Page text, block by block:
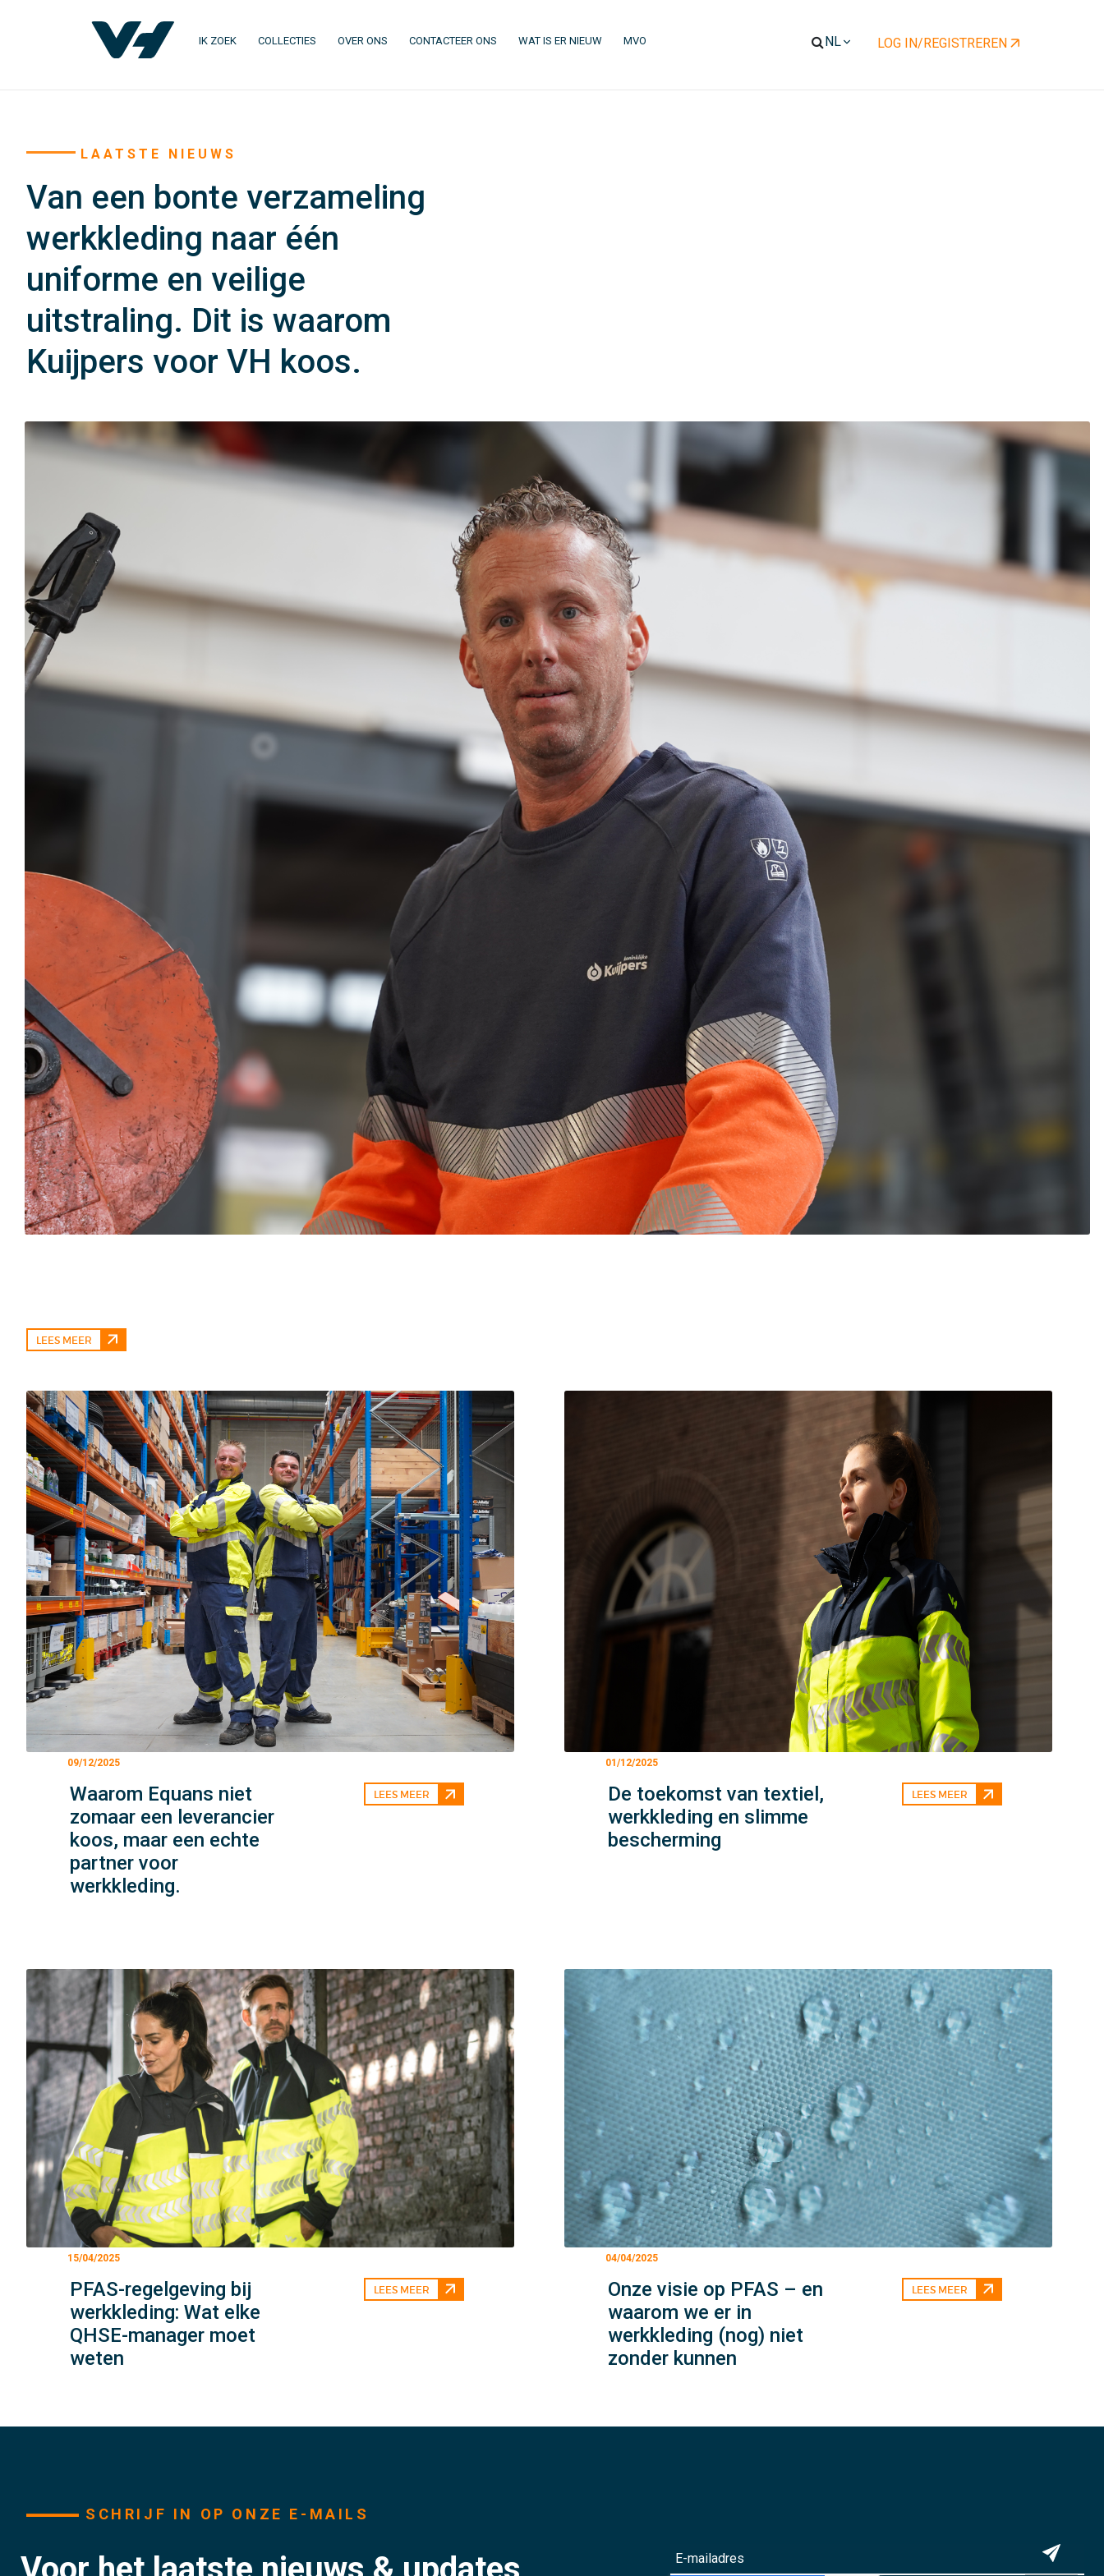
IK ZOEK COLLECTIES OVER ONS (CURRENT)
CONTACTEER ONS (CURRENT)
WAT IS ER NIEUW(CURRENT)
MVO LOG IN/REGISTREREN
LAATSTE NIEUWS
Van een bonte verzameling
werkkleding naar één
uniforme en veilige
uitstraling. Dit is waarom
Kuijpers voor VH koos.
LEES MEER
09/12/2025
Waarom Equans niet
zomaar een leverancier
koos, maar een echte
partner voor
werkkleding.
LEES MEER
01/12/2025
De toekomst van textiel,
werkkleding en slimme
bescherming
LEES MEER
15/04/2025
PFAS-regelgeving bij
werkkleding: Wat elke
QHSE-manager moet
weten
LEES MEER
04/04/2025
Onze visie op PFAS – en
waarom we er in
werkkleding (nog) niet
zonder kunnen
LEES MEER
SCHRIJF IN OP ONZE E-MAILS